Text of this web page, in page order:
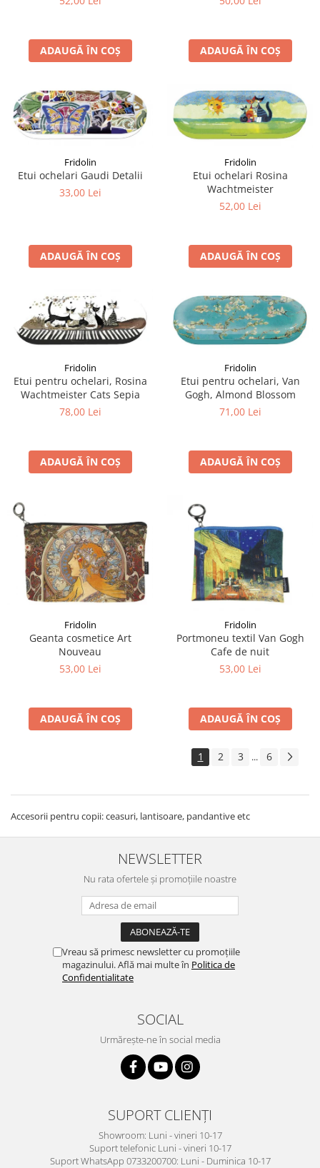
ADAUGĂ ÎN COȘ ADAUGĂ ÎN COȘ
Fridolin
Etui ochelari Gaudi Detalii
33,00 Lei
ADAUGĂ ÎN COȘ
Fridolin
Etui ochelari Rosina
Wachtmeister
52,00 Lei
ADAUGĂ ÎN COȘ
Fridolin
Etui pentru ochelari, Rosina
Wachtmeister Cats Sepia
78,00 Lei
ADAUGĂ ÎN COȘ
Fridolin
Etui pentru ochelari, Van
Gogh, Almond Blossom
71,00 Lei
ADAUGĂ ÎN COȘ
Fridolin
Geanta cosmetice Art
Nouveau
53,00 Lei
ADAUGĂ ÎN COȘ
Fridolin
Portmoneu textil Van Gogh
Cafe de nuit
53,00 Lei
ADAUGĂ ÎN COȘ
1 2 3 ... 6
Accesorii pentru copii: ceasuri, lantisoare, pandantive etc
NEWSLETTER
Nu rata ofertele și promoțiile noastre
Vreau să primesc newsletter cu promoțiile
magazinului. Află mai multe în Politica de
Confidentialitate
SOCIAL
Urmărește-ne în social media
SUPORT CLIENȚI
Showroom: Luni - vineri 10-17
Suport telefonic Luni - vineri 10-17
Suport WhatsApp 0733200700: Luni - Duminica 10-17